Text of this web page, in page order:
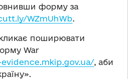
форму за
WZmUhWb.
поширювати
War
, аби